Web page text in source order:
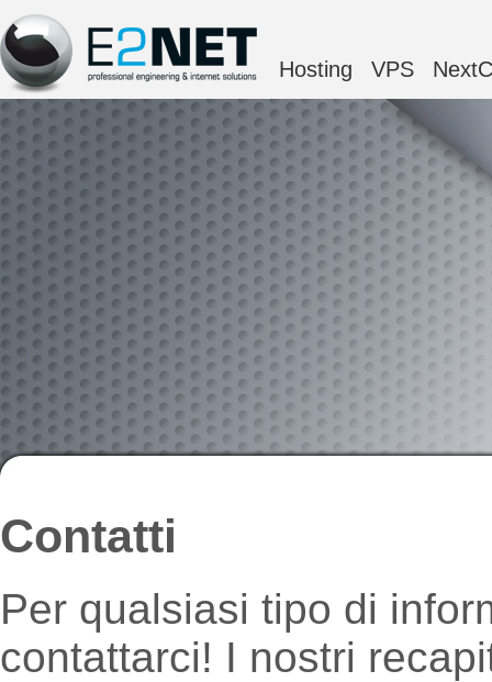
Hosting VPS
Contatti
Per qualsiasi tipo di
contattarci! I nostri